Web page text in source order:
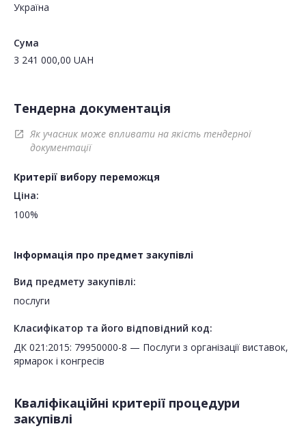
Україна
Сума
3 241 000,00 UAH
Тендерна документація
open_in_new
Як учасник може впливати на якість тендерної
документації
Критерії вибору переможця
Ціна:
100%
Інформація про предмет закупівлі
Вид предмету закупівлі:
послуги
Класифікатор та його відповідний код:
ДК 021:2015: 79950000-8 — Послуги з організації виставок,
ярмарок і конгресів
Кваліфікаційні критерії процедури
закупівлі